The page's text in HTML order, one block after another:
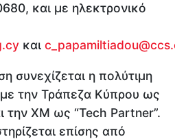
και με ηλεκτρονικό
και
συνεχίζεται η πολύτιμη
την Τράπεζα Κύπρου ως
την XM ως “Tech Partner”.
επίσης από